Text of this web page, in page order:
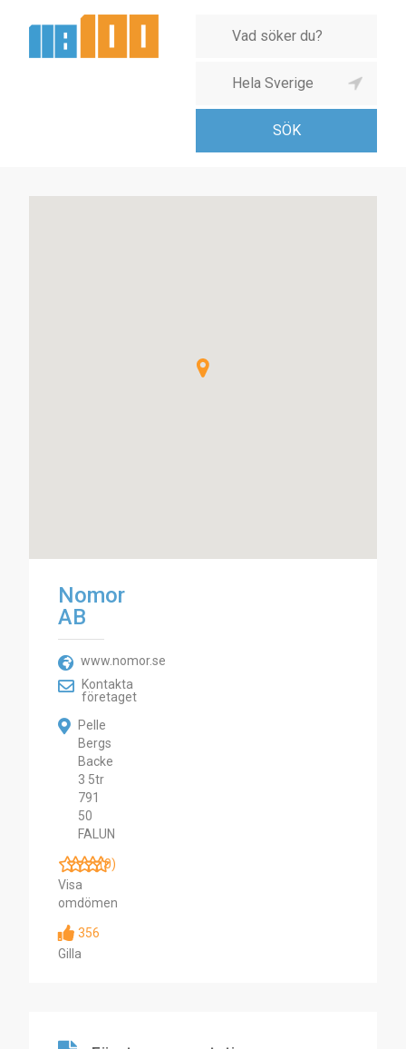
Nomor
AB
www.nomor.se
Kontakta
företaget
Pelle
Bergs
Backe
3 5tr
791
50
FALUN
(0)
Visa
omdömen
356
Gilla